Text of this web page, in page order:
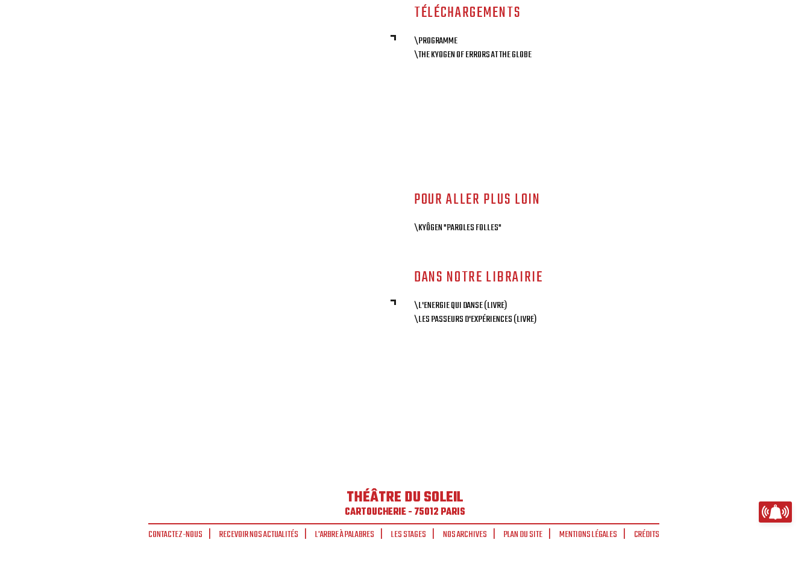
TÉLÉCHARGEMENTS
\PROGRAMME
\THE KYOGEN OF ERRORS AT THE GLOBE
POUR ALLER PLUS LOIN
\KYÔGEN "PAROLES FOLLES"
DANS NOTRE LIBRAIRIE
\L'ENERGIE QUI DANSE (LIVRE)
\LES PASSEURS D'EXPÉRIENCES (LIVRE)
THÉÂTRE DU SOLEIL
CARTOUCHERIE - 75012 PARIS
CONTACTEZ-NOUS
RECEVOIR NOS ACTUALITÉS L'ARBRE À PALABRES LES STAGES NOS ARCHIVES PLAN DU SITE MENTIONS LÉGALES CRÉDITS